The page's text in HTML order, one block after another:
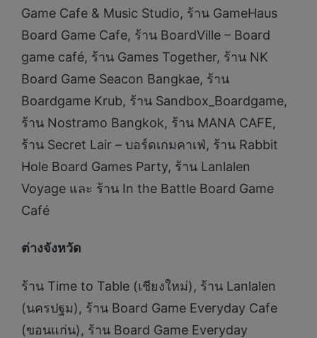
Game Cafe & Music Studio, ร้าน GameHaus
Board Game Cafe, ร้าน BoardVille – Board
game café, ร้าน Games Together, ร้าน NK
Board Game Seacon Bangkae, ร้าน
Boardgame Krub, ร้าน Sandbox_Boardgame,
ร้าน Nostramo Bangkok, ร้าน MANA CAFE,
ร้าน Secret Lair – บอร์ดเกมคาเฟ่, ร้าน Rabbit
Hole Board Games Party, ร้าน Lanlalen
Voyage และ ร้าน In the Battle Board Game
Café
ต่างจังหวัด
ร้าน Time to Table (เชียงใหม่), ร้าน Lanlalen
(นครปฐม), ร้าน Board Game Everyday Cafe
(ขอนแก่น), ร้าน Board Game Everyday